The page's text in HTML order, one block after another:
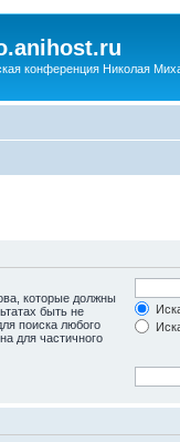
конференция Николая
которые должны
быть не
поиска любого
для частичного